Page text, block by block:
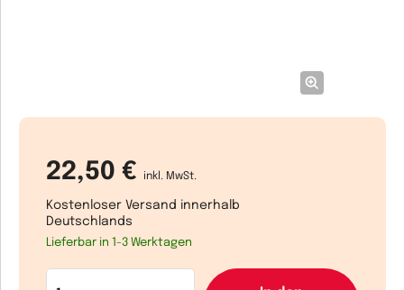
22,50 € inkl. MwSt.
Kostenloser Versand innerhalb
Deutschlands
Lieferbar in 1-3 Werktagen